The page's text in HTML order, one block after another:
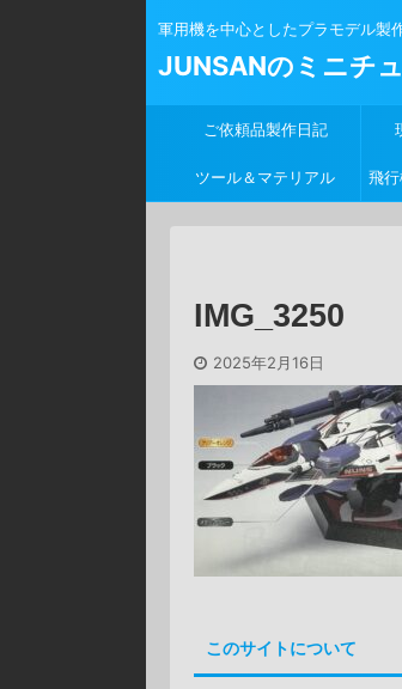
軍用機を中心としたプラモデル製作
JUNSANのミニチ
ご依頼品製作日記
ツール＆マテリアル 飛
IMG_3250
2025年2月16日
このサイトについて